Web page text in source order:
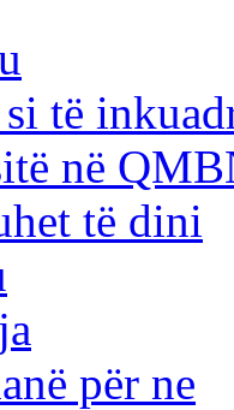
si të
në
të dini
për ne